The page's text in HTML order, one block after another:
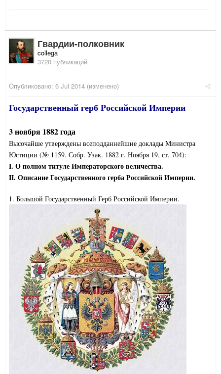
Гвардии-полковник
collega
3720 публикаций
Опубликовано: 6 Jul 2014 (изменено)
Государственный герб Российской Империи
3 ноября 1882 года
Высочайше утверждены всеподданнейшие доклады Министра
Юстиции (№ 1159. Собр. Узак. 1882 г. Ноября 19, ст. 704):
I. О полном титуле Императорского величества.
II. Описание Государственного герба Российской Империи.
1. Большой Государственный Герб Российской Империи.